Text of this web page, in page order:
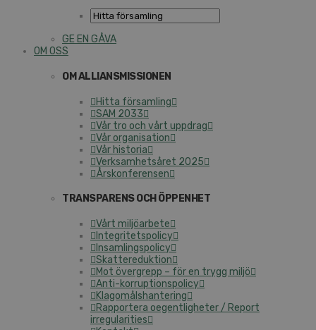
GE EN GÅVA
OM OSS
OM ALLIANSMISSIONEN
Hitta församling
SAM 2033
Vår tro och vårt uppdrag
Vår organisation
Vår historia
Verksamhetsåret 2025
Årskonferensen
TRANSPARENS OCH ÖPPENHET
Vårt miljöarbete
Integritetspolicy
Insamlingspolicy
Skattereduktion
Mot övergrepp – för en trygg miljö
Anti-korruptionspolicy
Klagomålshantering
Rapportera oegentligheter / Report
irregularities